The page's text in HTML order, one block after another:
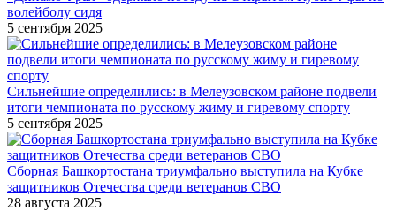
волейболу сидя
5 сентября 2025
Сильнейшие определились: в Мелеузовском районе подвели
итоги чемпионата по русскому жиму и гиревому спорту
5 сентября 2025
Сборная Башкортостана триумфально выступила на Кубке
защитников Отечества среди ветеранов СВО
28 августа 2025